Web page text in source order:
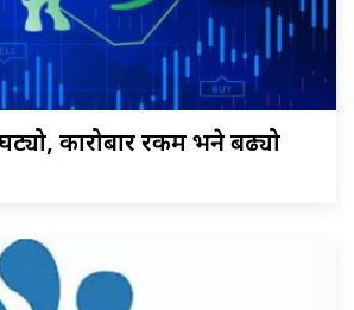
कारोबार रकम भने बढ्यो